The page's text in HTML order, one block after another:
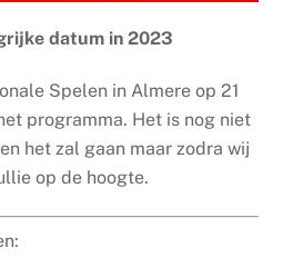
datum in 2023
Spelen in Almere op 21
programma. Het is nog niet
het zal gaan maar zodra wij
op de hoogte.